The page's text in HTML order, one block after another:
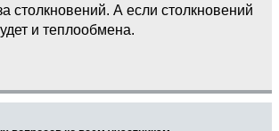
столкновений. А если столкновений
и теплообмена.